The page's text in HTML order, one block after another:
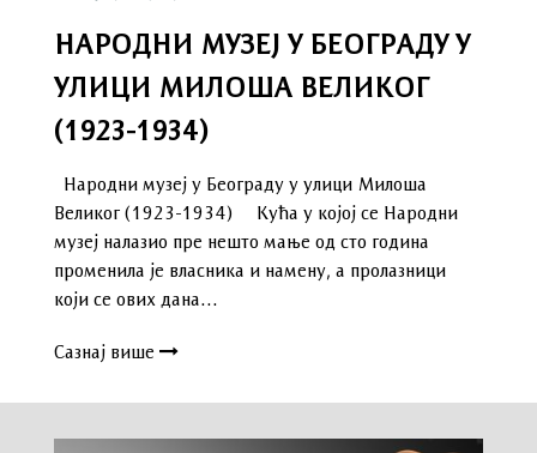
НАРОДНИ МУЗЕЈ У БЕОГРАДУ У
УЛИЦИ МИЛОША ВЕЛИКОГ
(1923-1934)
Народни музеј у Београду у улици Милоша
Великог (1923-1934) Кућа у којој се Народни
музеј налазио пре нешто мање од сто година
променила је власника и намену, а пролазници
који се ових дана…
Сазнај више